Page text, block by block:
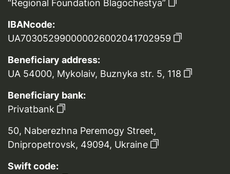
“Regional Foundation Blagochestya”
IBANcode:
UA703052990000026002041702959
Beneficiary address:
UA 54000, Mykolaiv, Buznyka str. 5, 118
Beneficiary bank:
Privatbank
50, Naberezhna Peremogy Street,
Dnipropetrovsk, 49094, Ukraine
Swift code: